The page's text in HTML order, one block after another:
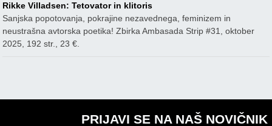
Rikke Villadsen: Tetovator in klitoris
Sanjska popotovanja, pokrajine nezavednega, feminizem in
neustrašna avtorska poetika! Zbirka Ambasada Strip #31, oktober
2025, 192 str., 23 €.
PRIJAVI SE NA NAŠ NOVIČNIK